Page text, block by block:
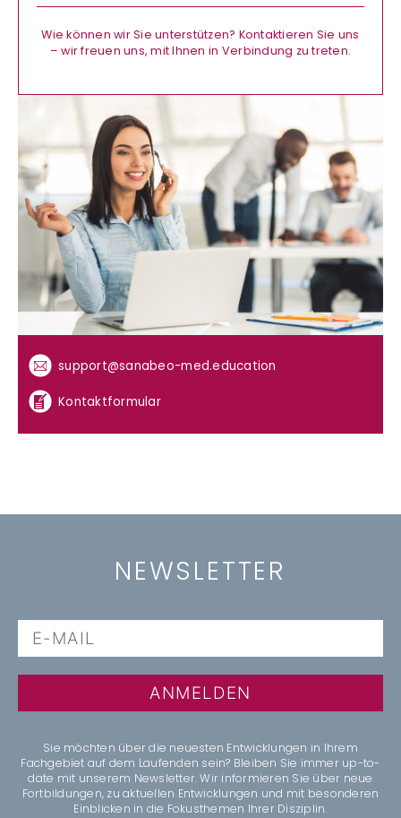
Wie können wir Sie unterstützen? Kontaktieren Sie uns
– wir freuen uns, mit Ihnen in Verbindung zu treten.
support@sanabeo-med.education
Kontaktformular
NEWSLETTER
ANMELDEN
Sie möchten über die neuesten Entwicklungen in Ihrem
Fachgebiet auf dem Laufenden sein? Bleiben Sie immer up-to-
date mit unserem Newsletter. Wir informieren Sie über neue
Fortbildungen, zu aktuellen Entwicklungen und mit besonderen
Einblicken in die Fokusthemen Ihrer Disziplin.